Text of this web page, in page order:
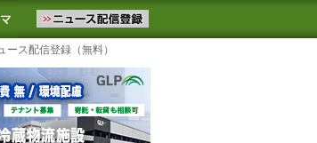
します。物流ニュースメール配信を登録す
加 よく見るテーマ
ース配信登録（無料）